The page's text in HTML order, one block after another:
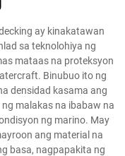
ay kinakatawan
sa teknolohiya ng
mataas na proteksyon
Binubuo ito ng
densidad kasama ang
malakas na ibabaw na
ng marino. May
ang material na
basa, nagpapakita ng